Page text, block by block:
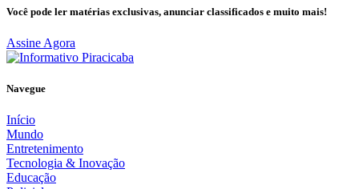
Você pode ler matérias exclusivas, anunciar classificados e muito mais!
Assine Agora
Navegue
Início
Mundo
Entretenimento
Tecnologia & Inovação
Educação